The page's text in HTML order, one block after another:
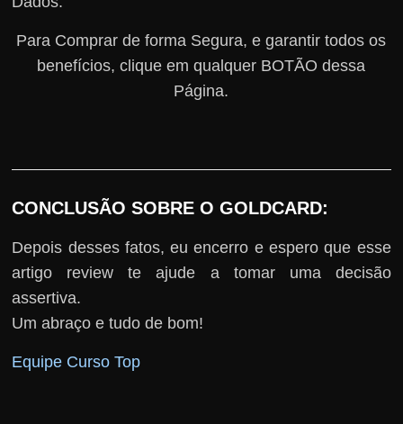
Para Comprar de forma Segura, e garantir todos os
benefícios, clique em qualquer BOTÃO dessa
Página.
CONCLUSÃO SOBRE O GOLDCARD:
Depois desses fatos, eu encerro e espero que esse
artigo review te ajude a tomar uma decisão
assertiva.
Um abraço e tudo de bom!
Equipe Curso Top